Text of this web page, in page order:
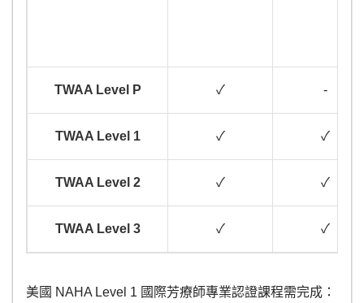
TWAA Level P ✓ -
TWAA Level 1 ✓ ✓
TWAA Level 2 ✓ ✓
TWAA Level 3 ✓ ✓
美國 NAHA Level 1 國際芳療師專業認證課程需完成：